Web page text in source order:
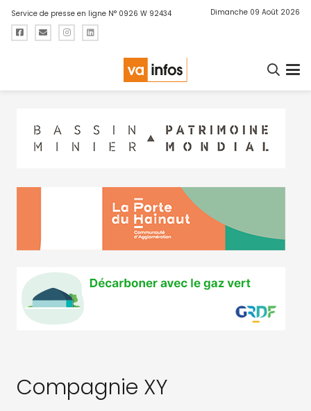
Service de presse en ligne N° 0926 W 92434 Dimanche 09 Août 2026
Compagnie XY